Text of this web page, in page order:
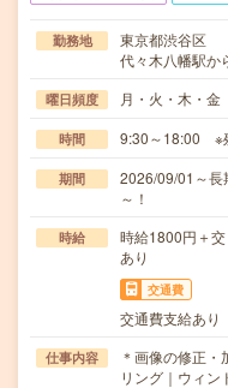
勤務地
東京都渋谷区
代々木八幡駅か
曜日頻度 月・火・木・
時間 9:30～18:00 ※
期間
2026/09/01～
～！
時給
時給1800円＋
あり
交通費
交通費支給あり
仕事内容
＊画像の修正
リング｜ウィ